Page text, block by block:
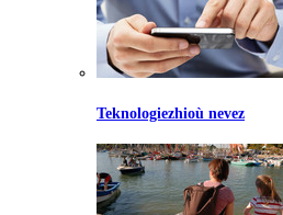
Teknologiezhioù nevez